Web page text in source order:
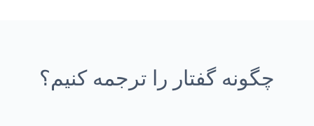
چگونه گفتار را ترجمه کنیم؟